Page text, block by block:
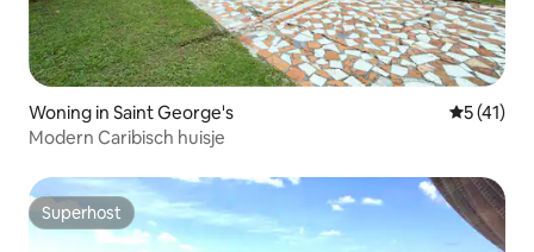
Woning in Saint George's
5 (41)
Modern Caribisch huisje
Superhost
Superhost